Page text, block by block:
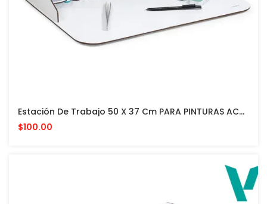
Estación De Trabajo 50 X 37 Cm PARA PINTURAS ACRILICAS VALLEJO Y ACCESORIOS
$100.00